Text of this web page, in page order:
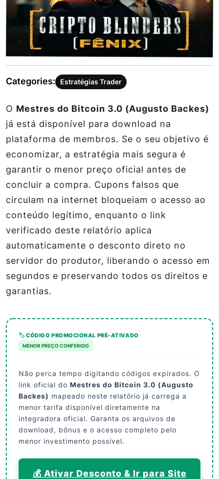
Categories: Estratégias Trader
O Mestres do Bitcoin 3.0 (Augusto Backes)
já está disponível para download na
plataforma de membros. Se o seu objetivo é
economizar, a estratégia mais segura é
garantir o menor preço oficial antes de
concluir a compra. Cupons falsos que
circulam na internet bloqueiam o acesso ao
conteúdo legítimo, enquanto o link
verificado deste relatório aplica
automaticamente o desconto direto no
servidor do produtor, liberando o acesso em
segundos e preservando todos os direitos e
garantias.
🏷️ CÓDIGO PROMOCIONAL PRÉ-ATIVADO
MENOR PREÇO CONFERIDO
Não perca tempo digitando códigos expirados. O
link oficial do Mestres do Bitcoin 3.0 (Augusto
Backes) mapeado neste relatório já carrega a
menor tarifa disponível diretamente na
integradora oficial. Garanta os arquivos de
download, bônus e o acesso completo pelo
menor investimento possível.
💰 Ativar Desconto & Ir para Site